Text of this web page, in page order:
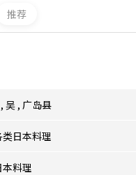
推荐
, 吴 , 广岛县
类日本料理
本料理